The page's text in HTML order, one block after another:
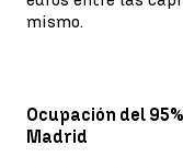
mismo.
Ocupación del
Madrid